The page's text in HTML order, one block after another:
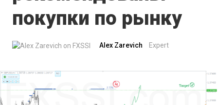
покупки по рынку
Alex Zarevich Expert